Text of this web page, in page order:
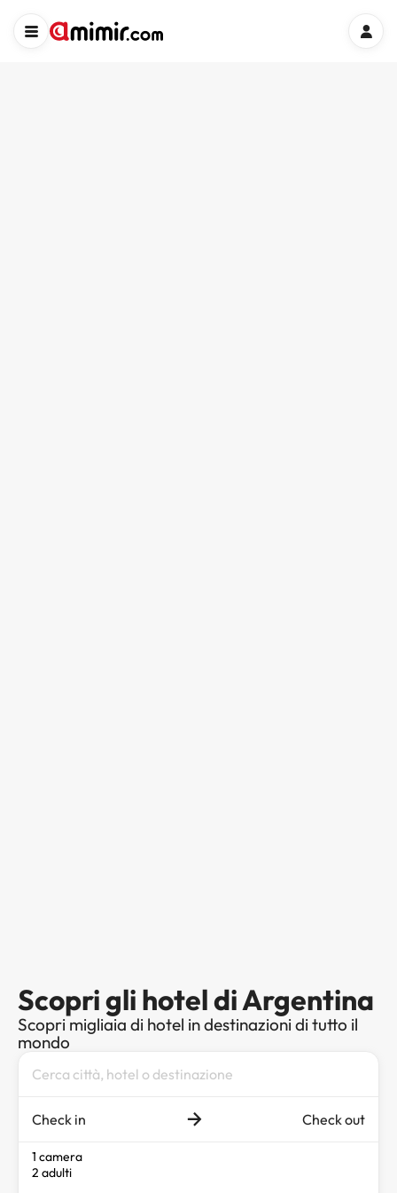
Scopri gli hotel di Argentina
Scopri migliaia di hotel in destinazioni di tutto il
mondo
Check in Check out
1 camera
2 adulti